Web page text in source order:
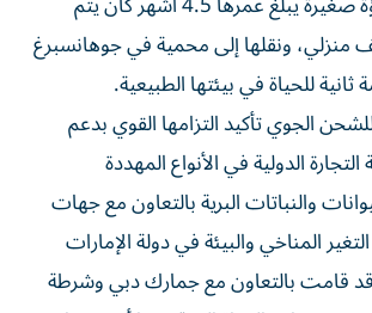
منزلي، ونقلها إلى محمية في جوهانسبرغ
للحياة في بيئتها الطبيعية.
الجوي تأكيد التزامها القوي بدعم
الدولية في الأنواع المهددة
والنباتات البرية بالتعاون مع جهات
المناخي والبيئة في دولة الإمارات
وقد قامت بالتعاون مع جمارك دبي وشرطة